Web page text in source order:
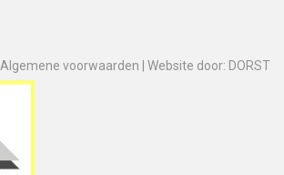
Algemene voorwaarden Website door: DORST